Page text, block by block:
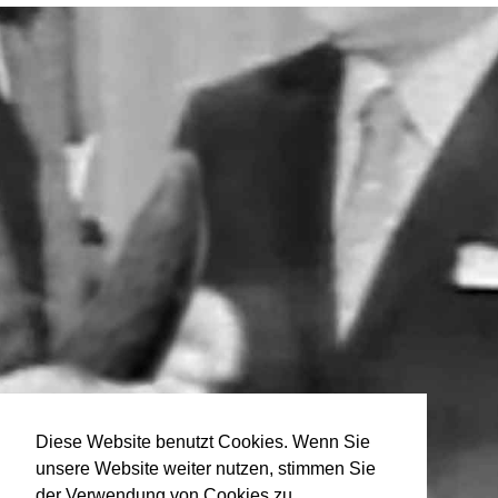
Diese Website benutzt Cookies. Wenn Sie
unsere Website weiter nutzen, stimmen Sie